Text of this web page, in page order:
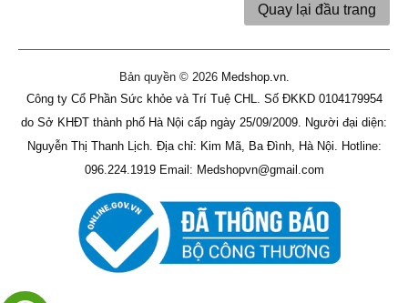
Quay lại đầu trang
Bản quyền © 2026 Medshop.vn.
Công ty Cổ Phần Sức khỏe và Trí Tuệ CHL. Số ĐKKD 0104179954
do Sở KHĐT thành phố Hà Nội cấp ngày 25/09/2009.
Người đại diện:
Nguyễn Thị Thanh Lịch. Địa chỉ: Kim Mã, Ba Đình, Hà Nội.
Hotline:
096.224.1919 Email: Medshopvn@gmail.com